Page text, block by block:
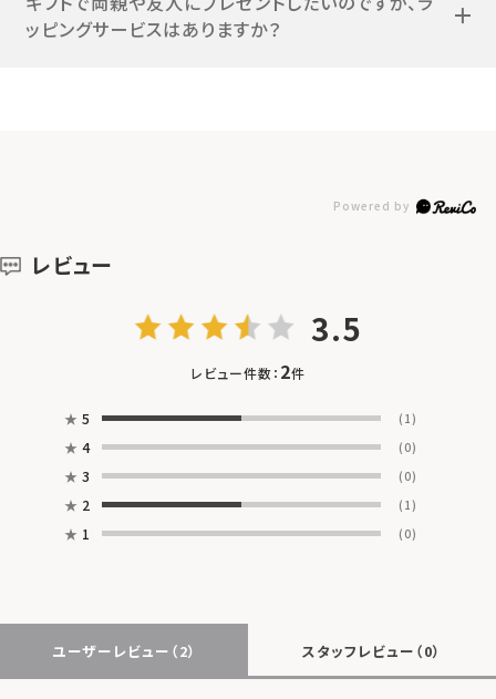
ッピングサービスはありますか？
レビュー
3.5
レビュー件数： 2件
★ 5 (1)
★ 4 (0)
★ 3 (0)
★ 2 (1)
★ 1 (0)
ユーザーレビュー （2） スタッフレビュー （0）